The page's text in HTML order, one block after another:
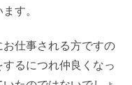
す。
仕事される方ですの
るにつれ仲良くなっ